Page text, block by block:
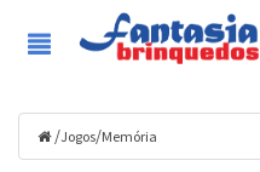
/Jogos/Memória
Jogos